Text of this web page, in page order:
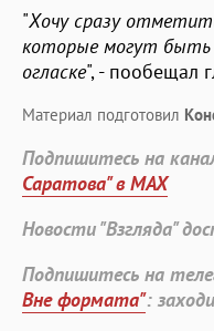
"Хочу сразу
которые могут быть
огласке", - пообещал
Материал подготовил
Подпишитесь на
Саратова" в MAX
Новости "Взгляда"
Подпишитесь на
Вне формата":